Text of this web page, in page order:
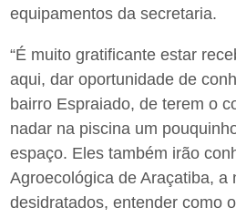
equipamentos da secretaria.
“É muito gratificante estar
aqui, dar oportunidade de
bairro Espraiado, de terem o
nadar na piscina um
espaço. Eles também irão
Agroecológica de Araçatiba, a
desidratados, entender como